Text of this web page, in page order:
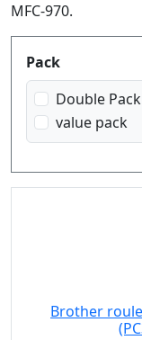
MFC-970.
Produktfilter
Pack
Double Pack
value pack
Brother